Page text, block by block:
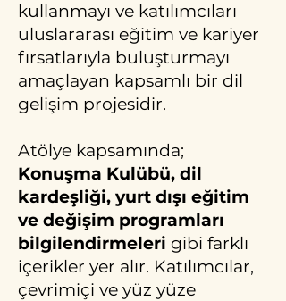
kullanmayı ve katılımcıları
uluslararası eğitim ve kariyer
fırsatlarıyla buluşturmayı
amaçlayan kapsamlı bir dil
gelişim projesidir.
Atölye kapsamında;
Konuşma Kulübü, dil
kardeşliği, yurt dışı eğitim
ve değişim programları
bilgilendirmeleri gibi farklı
içerikler yer alır. Katılımcılar,
çevrimiçi ve yüz yüze